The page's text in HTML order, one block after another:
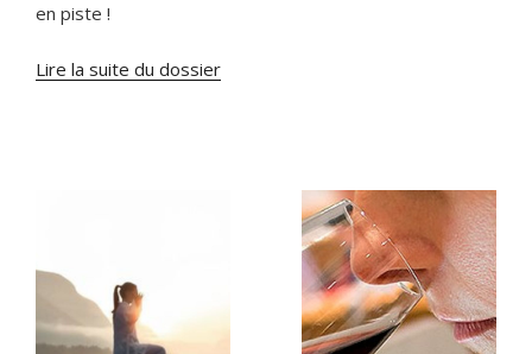
en piste !
Lire la suite du dossier